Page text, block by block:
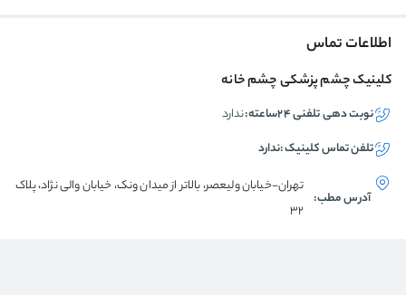
اطلاعات تماس
کلینیک چشم پزشکی چشم خانه
نوبت دهی تلفنی ۲۴ساعته:
ندارد
تلفن تماسکلینیک:ندارد
آدرس مطب:
تهران-خیابان ولیعصر، بالاتر از میدان ونک، خیابان والی نژاد، پلاک
32